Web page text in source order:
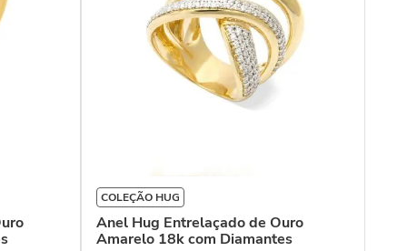
COLEÇÃO HUG
Anel Hug Entrelaçado de Ouro
Amarelo 18k com Diamantes